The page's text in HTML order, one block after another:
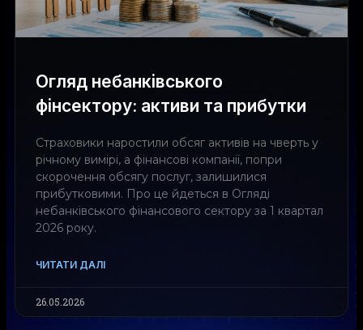
Огляд небанківського
фінсектору: активи та прибутки
Страховики наростили обсяг активів на чверть у
річному вимірі, а фінансові компанії, попри
скорочення обсягу послуг, залишилися
прибутковими. Про це йдеться в Огляді
небанківського фінансового сектору за 1 квартал
2026 року.
ЧИТАТИ ДАЛІ
26.05.2026